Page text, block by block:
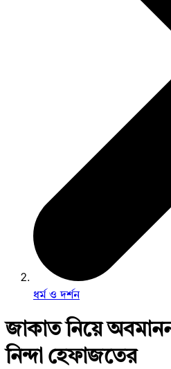
ধর্ম ও দর্শন
জাকাত নিয়ে
নিন্দা হেফাজতের